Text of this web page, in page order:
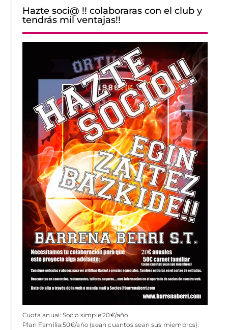
Hazte soci@ !! colaboraras con el club y
tendrás mil ventajas!!
Cuota anual: Socio simple:20€/año.
Plan Familia:50€/año (sean cuantos sean sus miembros).